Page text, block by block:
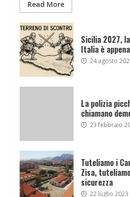
Read More
Sicilia 2027,
Italia è
24 agosto
La polizia
chiamano
23 febbraio
Tuteliamo i
Zisa,
sicurezza
22 luglio 2023